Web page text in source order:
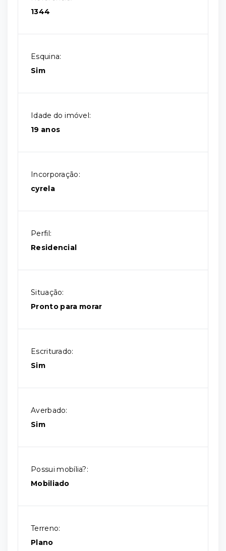
1344
Esquina:
Sim
Idade do imóvel:
19 anos
Incorporação:
cyrela
Perfil:
Residencial
Situação:
Pronto para morar
Escriturado:
Sim
Averbado:
Sim
Possui mobília?:
Mobiliado
Terreno:
Plano